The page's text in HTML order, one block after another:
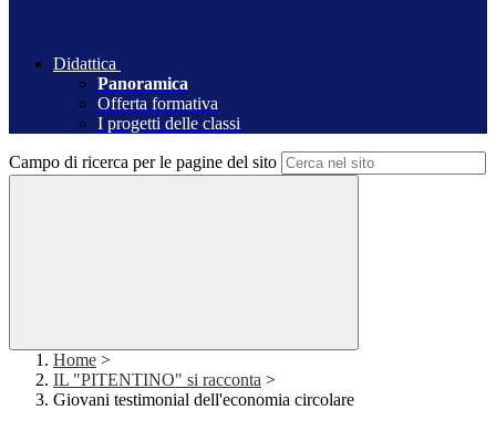
Didattica
Panoramica
Offerta formativa
I progetti delle classi
Campo di ricerca per le pagine del sito
Home >
IL "PITENTINO" si racconta >
Giovani testimonial dell'economia circolare